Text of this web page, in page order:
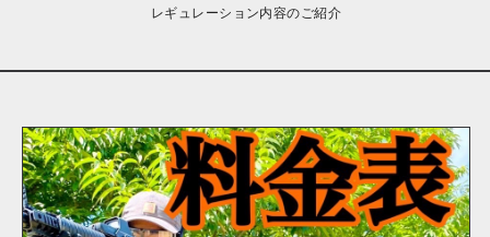
レギュレーション内容のご紹介